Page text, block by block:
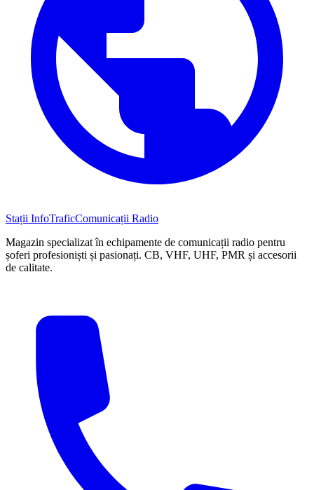
Stații InfoTraficComunicații Radio
Magazin specializat în echipamente de comunicații radio pentru
șoferi profesioniști și pasionați. CB, VHF, UHF, PMR și accesorii
de calitate.